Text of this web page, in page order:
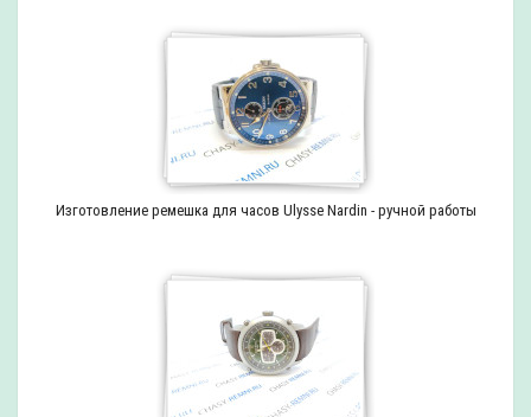
Изготовление ремешка для часов Ulysse Nardin - ручной работы